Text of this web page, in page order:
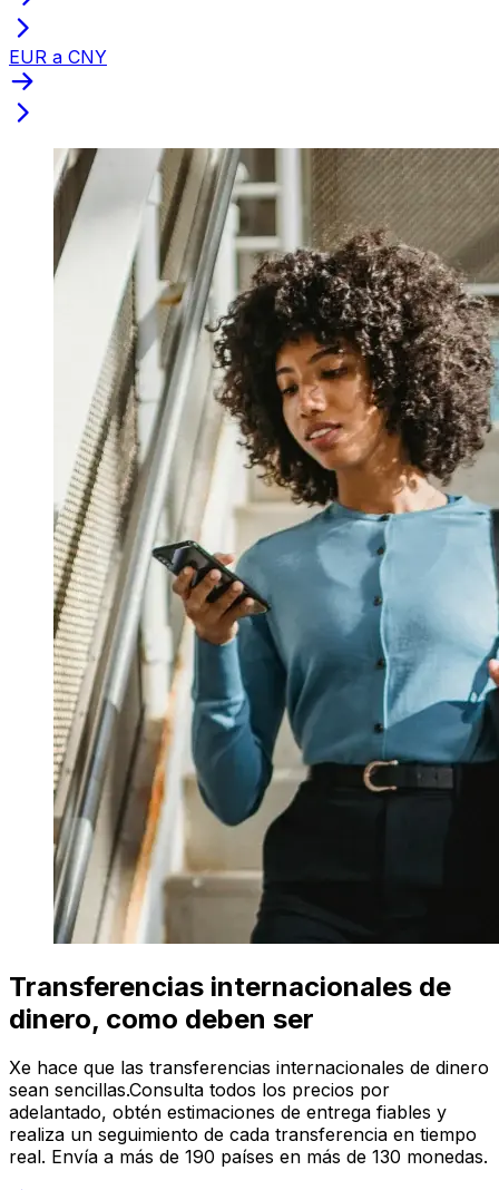
EUR a CNY
Transferencias internacionales de
dinero, como deben ser
Xe hace que las transferencias internacionales de dinero
sean sencillas.Consulta todos los precios por
adelantado, obtén estimaciones de entrega fiables y
realiza un seguimiento de cada transferencia en tiempo
real. Envía a más de 190 países en más de 130 monedas.